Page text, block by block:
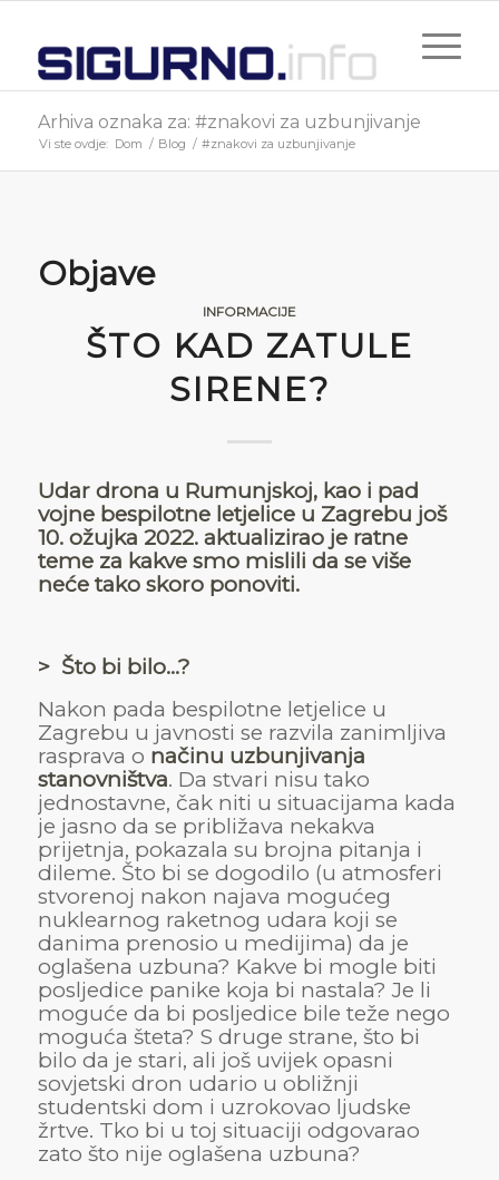
Arhiva oznaka za: #znakovi za uzbunjivanje
Vi ste ovdje: Dom / Blog / #znakovi za uzbunjivanje
Objave
INFORMACIJE
ŠTO KAD ZATULE
SIRENE?
Udar drona u Rumunjskoj, kao i pad
vojne bespilotne letjelice u Zagrebu još
10. ožujka 2022. aktualizirao je ratne
teme za kakve smo mislili da se više
neće tako skoro ponoviti.
> Što bi bilo…?
Nakon pada bespilotne letjelice u
Zagrebu u javnosti se razvila zanimljiva
rasprava o načinu uzbunjivanja
stanovništva. Da stvari nisu tako
jednostavne, čak niti u situacijama kada
je jasno da se približava nekakva
prijetnja, pokazala su brojna pitanja i
dileme. Što bi se dogodilo (u atmosferi
stvorenoj nakon najava mogućeg
nuklearnog raketnog udara koji se
danima prenosio u medijima) da je
oglašena uzbuna? Kakve bi mogle biti
posljedice panike koja bi nastala? Je li
moguće da bi posljedice bile teže nego
moguća šteta? S druge strane, što bi
bilo da je stari, ali još uvijek opasni
sovjetski dron udario u obližnji
studentski dom i uzrokovao ljudske
žrtve. Tko bi u toj situaciji odgovarao
zato što nije oglašena uzbuna?